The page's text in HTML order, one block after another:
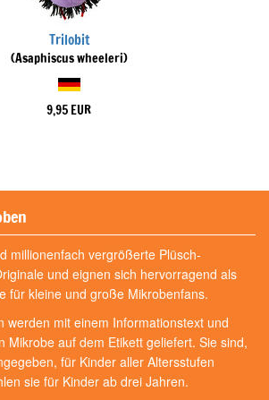
Trilobit
(Asaphiscus wheeleri)
9,95 EUR
millionenfach vergrößerte Plüsch-
und eignen sich hervorragend als
für kleine und große Mikrobenfans.
werden mit einem Informationstext und
Mikrobe auf dem Etikett geliefert. Sie sind,
für Kinder aller Altersstufen
sie für Kinder ab drei Jahren.